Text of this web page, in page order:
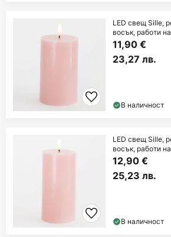
LED свещ Sille,
восък, работи
11,90 €
23,27 лв.
В наличност
LED свещ Sille,
восък, работи
12,90 €
25,23 лв.
В наличност